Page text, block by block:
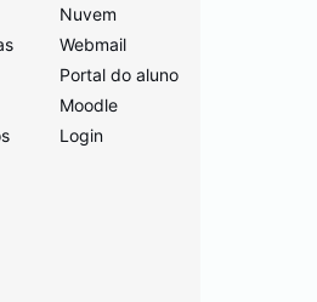
Nuvem
Webmail
Portal do aluno
Moodle
Login